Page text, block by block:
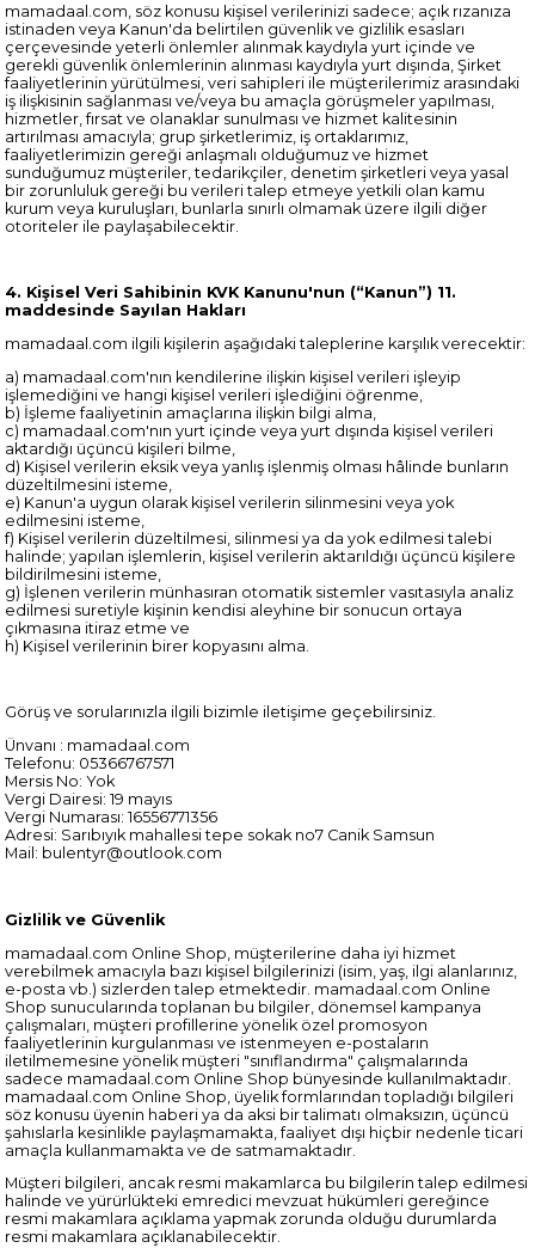
mamadaal.com, söz konusu kişisel verilerinizi sadece; açık rızanıza
istinaden veya Kanun'da belirtilen güvenlik ve gizlilik esasları
çerçevesinde yeterli önlemler alınmak kaydıyla yurt içinde ve
gerekli güvenlik önlemlerinin alınması kaydıyla yurt dışında, Şirket
faaliyetlerinin yürütülmesi, veri sahipleri ile müşterilerimiz arasındaki
iş ilişkisinin sağlanması ve/veya bu amaçla görüşmeler yapılması,
hizmetler, fırsat ve olanaklar sunulması ve hizmet kalitesinin
artırılması amacıyla; grup şirketlerimiz, iş ortaklarımız,
faaliyetlerimizin gereği anlaşmalı olduğumuz ve hizmet
sunduğumuz müşteriler, tedarikçiler, denetim şirketleri veya yasal
bir zorunluluk gereği bu verileri talep etmeye yetkili olan kamu
kurum veya kuruluşları, bunlarla sınırlı olmamak üzere ilgili diğer
otoriteler ile paylaşabilecektir.
4. Kişisel Veri Sahibinin KVK Kanunu'nun (“Kanun”) 11.
maddesinde Sayılan Hakları
mamadaal.com ilgili kişilerin aşağıdaki taleplerine karşılık verecektir:
a) mamadaal.com'nın kendilerine ilişkin kişisel verileri işleyip
işlemediğini ve hangi kişisel verileri işlediğini öğrenme,
b) İşleme faaliyetinin amaçlarına ilişkin bilgi alma,
c) mamadaal.com'nın yurt içinde veya yurt dışında kişisel verileri
aktardığı üçüncü kişileri bilme,
d) Kişisel verilerin eksik veya yanlış işlenmiş olması hâlinde bunların
düzeltilmesini isteme,
e) Kanun'a uygun olarak kişisel verilerin silinmesini veya yok
edilmesini isteme,
f) Kişisel verilerin düzeltilmesi, silinmesi ya da yok edilmesi talebi
halinde; yapılan işlemlerin, kişisel verilerin aktarıldığı üçüncü kişilere
bildirilmesini isteme,
g) İşlenen verilerin münhasıran otomatik sistemler vasıtasıyla analiz
edilmesi suretiyle kişinin kendisi aleyhine bir sonucun ortaya
çıkmasına itiraz etme ve
h) Kişisel verilerinin birer kopyasını alma.
Görüş ve sorularınızla ilgili bizimle iletişime geçebilirsiniz.
Ünvanı : mamadaal.com
Telefonu: 05366767571
Mersis No: Yok
Vergi Dairesi: 19 mayıs
Vergi Numarası: 16556771356
Adresi: Sarıbıyık mahallesi tepe sokak no7 Canik Samsun
Mail: bulentyr@outlook.com
Gizlilik ve Güvenlik
mamadaal.com Online Shop, müşterilerine daha iyi hizmet
verebilmek amacıyla bazı kişisel bilgilerinizi (isim, yaş, ilgi alanlarınız,
e-posta vb.) sizlerden talep etmektedir. mamadaal.com Online
Shop sunucularında toplanan bu bilgiler, dönemsel kampanya
çalışmaları, müşteri profillerine yönelik özel promosyon
faaliyetlerinin kurgulanması ve istenmeyen e-postaların
iletilmemesine yönelik müşteri "sınıflandırma" çalışmalarında
sadece mamadaal.com Online Shop bünyesinde kullanılmaktadır.
mamadaal.com Online Shop, üyelik formlarından topladığı bilgileri
söz konusu üyenin haberi ya da aksi bir talimatı olmaksızın, üçüncü
şahıslarla kesinlikle paylaşmamakta, faaliyet dışı hiçbir nedenle ticari
amaçla kullanmamakta ve de satmamaktadır.
Müşteri bilgileri, ancak resmi makamlarca bu bilgilerin talep edilmesi
halinde ve yürürlükteki emredici mevzuat hükümleri gereğince
resmi makamlara açıklama yapmak zorunda olduğu durumlarda
resmi makamlara açıklanabilecektir.